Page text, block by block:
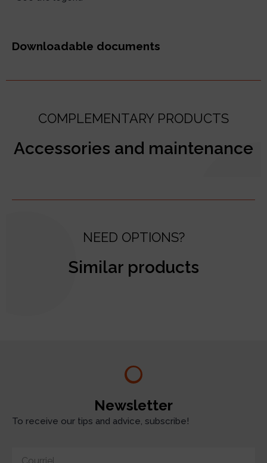
Downloadable documents
COMPLEMENTARY PRODUCTS
Accessories and maintenance
NEED OPTIONS?
Similar products
Newsletter
To receive our tips and advice, subscribe!